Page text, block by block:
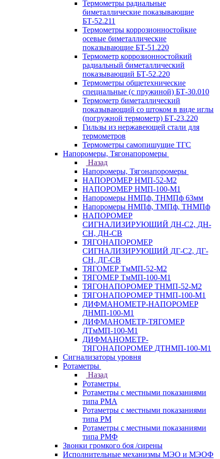
Термометры радиальные
биметаллические показывающие
БТ-52.211
Термометры коррозионностойкие
осевые биметаллические
показывающие БТ-51.220
Термометр коррозионностойкий
радиальный биметаллический
показывающий БТ-52.220
Термометры общетехнические
специальные (с пружиной) БТ-30.010
Термометр биметаллический
показывающий со штоком в виде иглы
(погружной термометр) БТ-23.220
Гильзы из нержавеющей стали для
термометров
Термометры самопишущие ТГС
Напоромеры, Тягонапоромеры
Назад
Напоромеры, Тягонапоромеры
НАПОРОМЕР НМП-52-М2
НАПОРОМЕР НМП-100-М1
Напоромеры НМПф, ТНМПф 63мм
Напоромеры НМПф, ТМПф, ТНМПф
НАПОРОМЕР
СИГНАЛИЗИРУЮЩИЙ ДН-С2, ДН-
СН, ДН-СВ
ТЯГОНАПОРОМЕР
СИГНАЛИЗИРУЮЩИЙ ДГ-С2, ДГ-
СН, ДГ-СВ
ТЯГОМЕР ТмМП-52-М2
ТЯГОМЕР ТмМП-100-М1
ТЯГОНАПОРОМЕР ТНМП-52-М2
ТЯГОНАПОРОМЕР ТНМП-100-М1
ДИФМАНОМЕТР-НАПОРОМЕР
ДНМП-100-М1
ДИФМАНОМЕТР-ТЯГОМЕР
ДТмМП-100-М1
ДИФМАНОМЕТР-
ТЯГОНАПОРОМЕР ДТНМП-100-М1
Сигнализаторы уровня
Ротаметры
Назад
Ротаметры
Ротаметры с местными показаниями
типа РМА
Ротаметры с местными показаниями
типа РМ
Ротаметры с местными показаниями
типа РМФ
Звонки громкого боя /сирены
Исполнительные механизмы МЭО и МЭОФ